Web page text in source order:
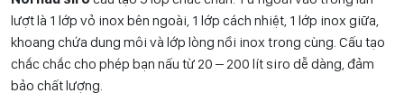
lượt là 1 lớp vỏ inox bên ngoài, 1 lớp cách nhiệt, 1 lớp inox giữa,
khoang chứa dung môi và lớp lòng nồi inox trong cùng. Cấu tạo
chắc chắc cho phép bạn nấu từ 20 – 200 lít siro dễ dàng, đảm
bảo chất lượng.